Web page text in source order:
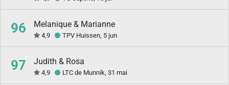
96 Melanique & Marianne
4,9 TPV Huissen, 5 jun
97 Judith & Rosa
4,9 LTC de Munnik, 31 mai